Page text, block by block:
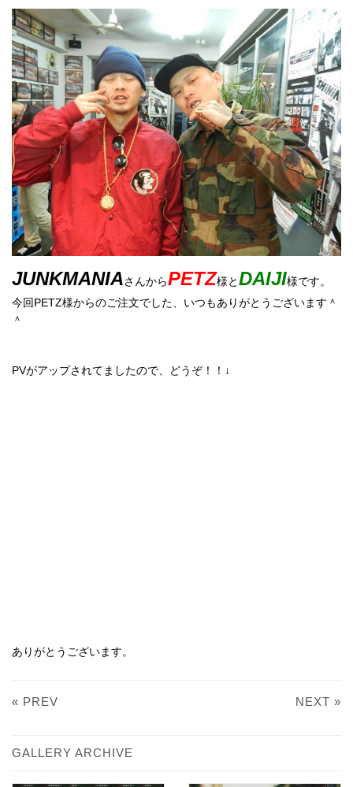
JUNKMANIAさんからPETZ様とDAIJI様です。
今回PETZ様からのご注文でした、いつもありがとうございます＾
＾
PVがアップされてましたので、どうぞ！！↓
ありがとうございます。
« PREV NEXT »
GALLERY ARCHIVE